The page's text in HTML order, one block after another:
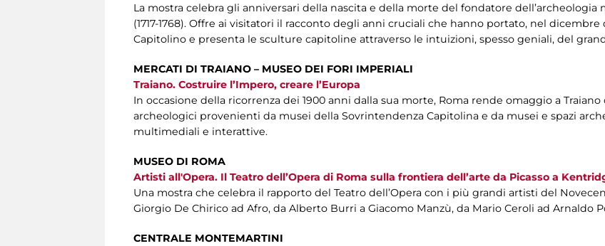
La mostra celebra gli anniversari della nascita e della morte del fondatore
(1717-1768). Offre ai visitatori il racconto degli anni cruciali che hanno portato, nel dicembre
Capitolino e presenta le sculture capitoline attraverso le intuizioni, spesso geniali, del
MERCATI DI TRAIANO – MUSEO DEI FORI IMPERIALI
Traiano. Costruire l’Impero, creare l’Europa
In occasione della ricorrenza dei 1900 anni dalla sua morte, Roma rende omaggio a
archeologici provenienti da musei della Sovrintendenza Capitolina e da musei e spazi
multimediali e interattive.
MUSEO DI ROMA
Artisti all'Opera. Il Teatro dell’Opera di Roma sulla frontiera dell’arte da Picasso a
Una mostra che celebra il rapporto del Teatro dell’Opera con i più grandi artisti del
Giorgio De Chirico ad Afro, da Alberto Burri a Giacomo Manzù, da Mario Ceroli ad Arnaldo
CENTRALE MONTEMARTINI